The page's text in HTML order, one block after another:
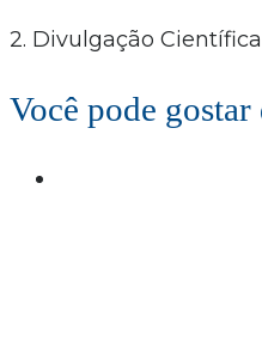
2. Divulgação Científica
Você pode